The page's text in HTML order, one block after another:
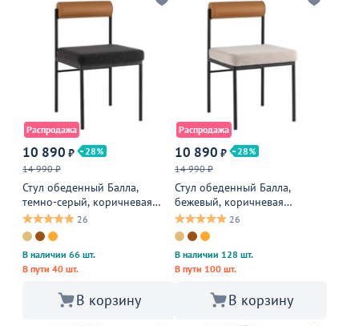
Распродажа
10 890 ₽
28
14 990 ₽
Стул обеденный Балла,
темно-серый, коричневая
экокожа
26
В наличии 66 шт.
В пути 40 шт.
В корзину
Распродажа
10 890 ₽
28
14 990 ₽
Стул обеденный Балла,
бежевый, коричневая
экокожа
26
В наличии 128 шт.
В пути 100 шт.
В корзину